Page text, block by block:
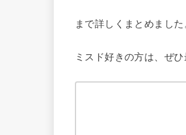
まで詳しくまとめました
ミスド好きの方は、ぜ